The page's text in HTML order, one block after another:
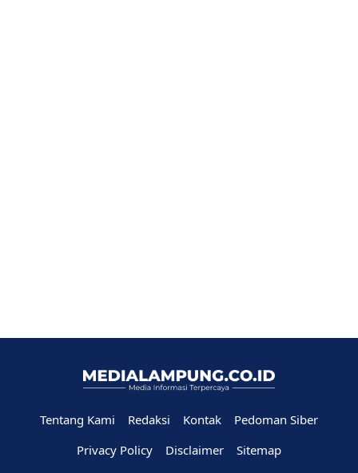
Tentang Kami Redaksi Kontak
Pedoman Siber
Privacy Policy
Disclaimer Sitemap